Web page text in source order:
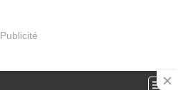
Publicité